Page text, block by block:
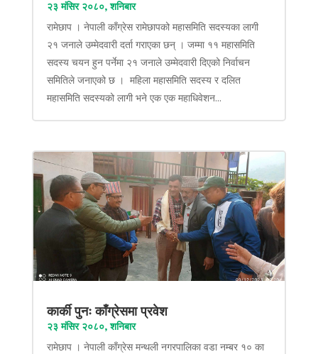
२३ मंसिर २०८०, शनिबार
रामेछाप । नेपाली काँग्रेस रामेछापको महासमिति सदस्यका लागी
२१ जनाले उम्मेदवारी दर्ता गराएका छन् । जम्मा ११ महासमिति
सदस्य चयन हुन पर्नेमा २१ जनाले उम्मेदवारी दिएको निर्वाचन
समितिले जनाएको छ । महिला महासमिति सदस्य र दलित
महासमिति सदस्यको लागी भने एक एक महाधिवेशन...
कार्की पुनः काँग्रेसमा प्रवेश
२३ मंसिर २०८०, शनिबार
रामेछाप । नेपाली काँग्रेस मन्थली नगरपालिका वडा नम्बर १० का